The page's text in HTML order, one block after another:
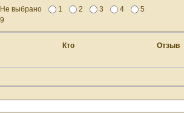
Не выбрано 1 2 3 4
5
Кто
Отзыв